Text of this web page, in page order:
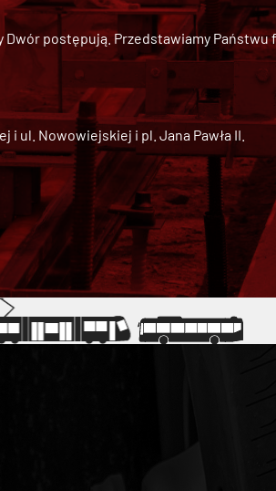
Dwórpostępują. Przedstawiamy Państwu
ul. Nowowiejskiej i pl. Jana Pawła II.